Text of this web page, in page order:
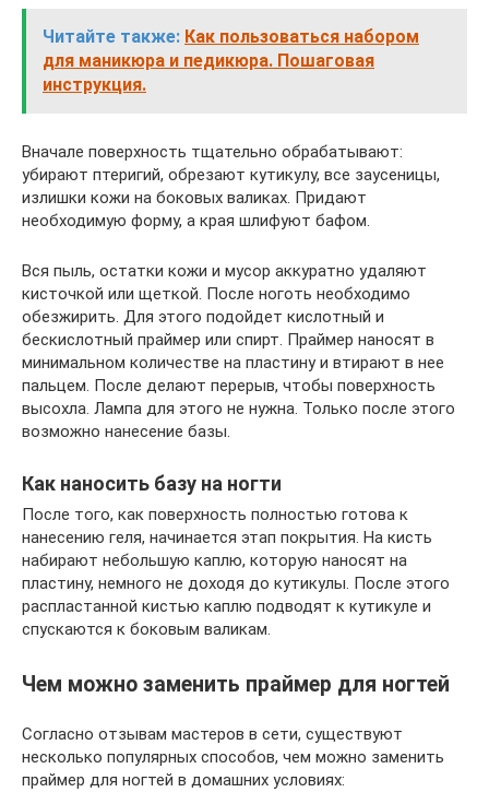
Читайте также: Как пользоваться набором
для маникюра и педикюра. Пошаговая
инструкция.
Вначале поверхность тщательно обрабатывают:
убирают птеригий, обрезают кутикулу, все заусеницы,
излишки кожи на боковых валиках. Придают
необходимую форму, а края шлифуют бафом.
Вся пыль, остатки кожи и мусор аккуратно удаляют
кисточкой или щеткой. После ноготь необходимо
обезжирить. Для этого подойдет кислотный и
бескислотный праймер или спирт. Праймер наносят в
минимальном количестве на пластину и втирают в нее
пальцем. После делают перерыв, чтобы поверхность
высохла. Лампа для этого не нужна. Только после этого
возможно нанесение базы.
Как наносить базу на ногти
После того, как поверхность полностью готова к
нанесению геля, начинается этап покрытия. На кисть
набирают небольшую каплю, которую наносят на
пластину, немного не доходя до кутикулы. После этого
распластанной кистью каплю подводят к кутикуле и
спускаются к боковым валикам.
Чем можно заменить праймер для ногтей
Согласно отзывам мастеров в сети, существуют
несколько популярных способов, чем можно заменить
праймер для ногтей в домашних условиях: